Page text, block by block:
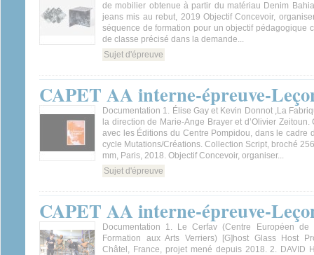
de mobilier obtenue à partir du matériau Denim
jeans mis au rebut, 2019 Objectif Concevoir,
séquence de formation pour un objectif pédagogique
de classe précisé dans la demande...
Sujet d'épreuve
CAPET AA interne-épreuve-
Documentation 1. Élise Gay et Kevin Donnot ,La
la direction de Marie-Ange Brayer et d’Olivier
avec les Éditions du Centre Pompidou, dans le cadre
cycle Mutations/Créations. Collection Script, broché
mm, Paris, 2018. Objectif Concevoir, organiser...
Sujet d'épreuve
CAPET AA interne-épreuve-
Documentation 1. Le Cerfav (Centre Européen
Formation aux Arts Verriers) [G]host Glass Host
Châtel, France, projet mené depuis 2018. 2. DAVID